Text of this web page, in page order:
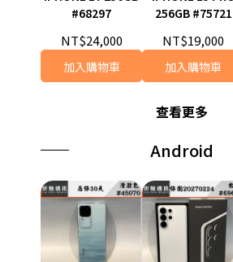
#68297
NT$24,000
加入購物車
256GB #75721
NT$19,000
加入購物車
查看更多
Android